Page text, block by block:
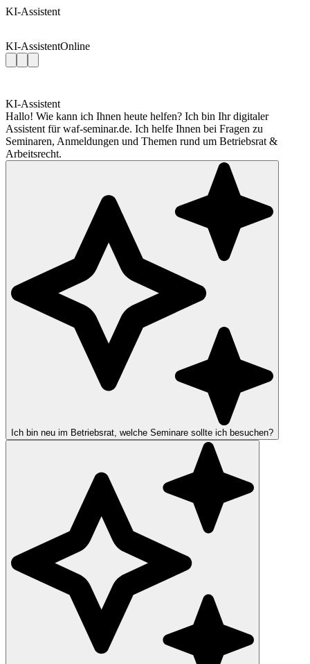
KI-Assistent
KI-AssistentOnline
KI-Assistent
Hallo! Wie kann ich Ihnen heute helfen? Ich bin Ihr digitaler
Assistent für waf-seminar.de. Ich helfe Ihnen bei Fragen zu
Seminaren, Anmeldungen und Themen rund um Betriebsrat &
Arbeitsrecht.
Ich bin neu im Betriebsrat, welche Seminare sollte ich besuchen?